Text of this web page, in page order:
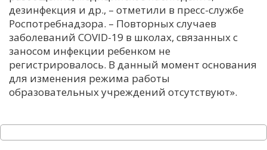
М
Н
Ч
Я
дезинфекция и др., – отметили в пресс-службе
Роспотребнадзора. – Повторных случаев
заболеваний COVID-19 в школах, связанных с
заносом инфекции ребенком не
регистрировалось. В данный момент основания
для изменения режима работы
образовательных учреждений отсутствуют».